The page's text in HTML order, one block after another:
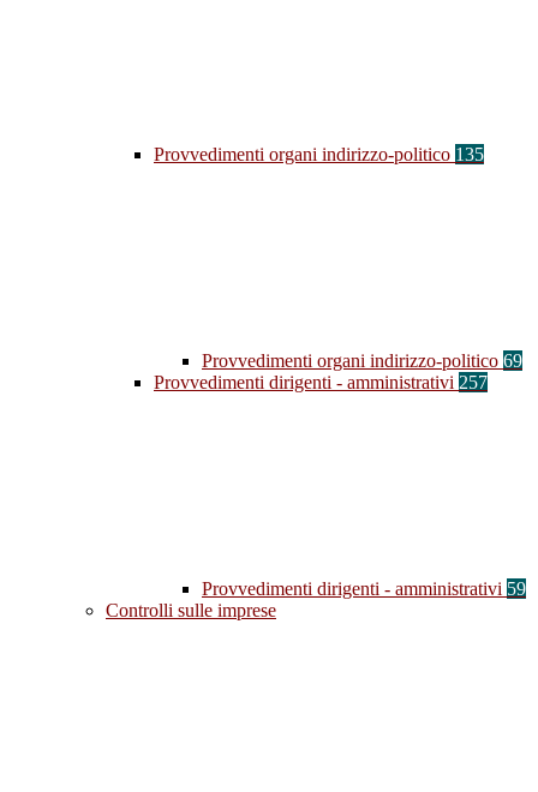
Provvedimenti organi indirizzo-politico 135
Provvedimenti organi indirizzo-politico 69
Provvedimenti dirigenti - amministrativi 257
Provvedimenti dirigenti - amministrativi 59
Controlli sulle imprese